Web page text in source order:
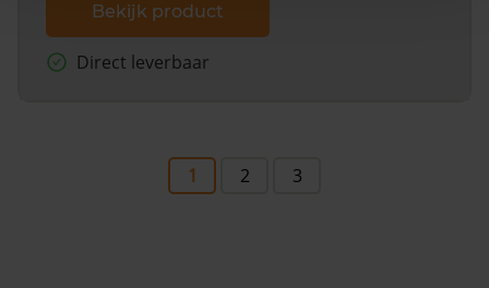
Bekijk product
Direct leverbaar
1 2 3